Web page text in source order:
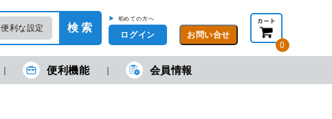
便利な設定 検 索
▶ 初めての方へ
ログイン
0
現在の金額合計： 円 (税抜) 円(税込)
便利機能 会員情報